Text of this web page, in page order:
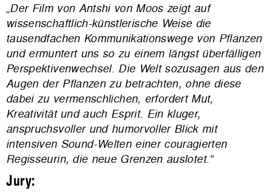
„Der Film von Antshi von Moos zeigt auf
wissenschaftlich-künstlerische Weise die
tausendfachen Kommunikationswege von Pflanzen
und ermuntert uns so zu einem längst überfälligen
Perspektivenwechsel. Die Welt sozusagen aus den
Augen der Pflanzen zu betrachten, ohne diese
dabei zu vermenschlichen, erfordert Mut,
Kreativität und auch Esprit. Ein kluger,
anspruchsvoller und humorvoller Blick mit
intensiven Sound-Welten einer couragierten
Regisseurin, die neue Grenzen auslotet.“
Jury: